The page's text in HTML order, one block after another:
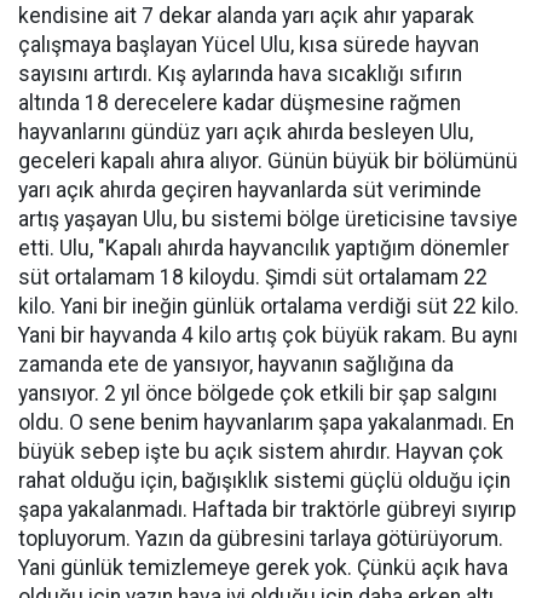
kendisine ait 7 dekar alanda yarı açık ahır yaparak
çalışmaya başlayan Yücel Ulu, kısa sürede hayvan
sayısını artırdı. Kış aylarında hava sıcaklığı sıfırın
altında 18 derecelere kadar düşmesine rağmen
hayvanlarını gündüz yarı açık ahırda besleyen Ulu,
geceleri kapalı ahıra alıyor. Günün büyük bir bölümünü
yarı açık ahırda geçiren hayvanlarda süt veriminde
artış yaşayan Ulu, bu sistemi bölge üreticisine tavsiye
etti. Ulu, "Kapalı ahırda hayvancılık yaptığım dönemler
süt ortalamam 18 kiloydu. Şimdi süt ortalamam 22
kilo. Yani bir ineğin günlük ortalama verdiği süt 22 kilo.
Yani bir hayvanda 4 kilo artış çok büyük rakam. Bu aynı
zamanda ete de yansıyor, hayvanın sağlığına da
yansıyor. 2 yıl önce bölgede çok etkili bir şap salgını
oldu. O sene benim hayvanlarım şapa yakalanmadı. En
büyük sebep işte bu açık sistem ahırdır. Hayvan çok
rahat olduğu için, bağışıklık sistemi güçlü olduğu için
şapa yakalanmadı. Haftada bir traktörle gübreyi sıyırıp
topluyorum. Yazın da gübresini tarlaya götürüyorum.
Yani günlük temizlemeye gerek yok. Çünkü açık hava